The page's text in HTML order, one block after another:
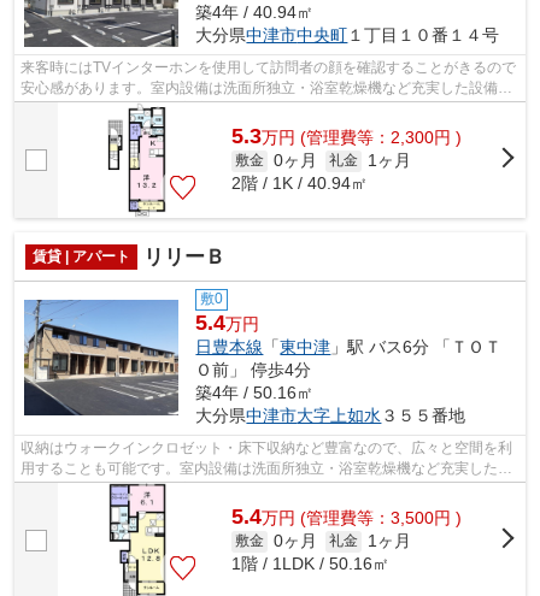
築4年 / 40.94㎡
大分県中津市中央町 １丁目１０番１４号
来客時にはTVインターホンを使用して訪問者の顔を確認することがきるので
安心感があります。室内設備は洗面所独立・浴室乾燥機など充実した設備を
備え付けています。今や主流となって...
5.3万円 (管理費等：2,300円 )
敷金 0ヶ月 礼金
1ヶ月
2階 / 1K / 40.94㎡
賃貸 | アパート リリーＢ
敷0
5.4万円
日豊本線 「東中津 」駅 バス6分 「ＴＯＴ
Ｏ前」 停歩4分
築4年 / 50.16㎡
大分県中津市大字上如水 ３５５番地
収納はウォークインクロゼット・床下収納など豊富なので、広々と空間を利
用することも可能です。室内設備は洗面所独立・浴室乾燥機など充実した設
備を備え付けています。玄関先まで覗...
5.4万円 (管理費等：3,500円 )
敷金 0ヶ月 礼金
1ヶ月
1階 / 1LDK / 50.16㎡